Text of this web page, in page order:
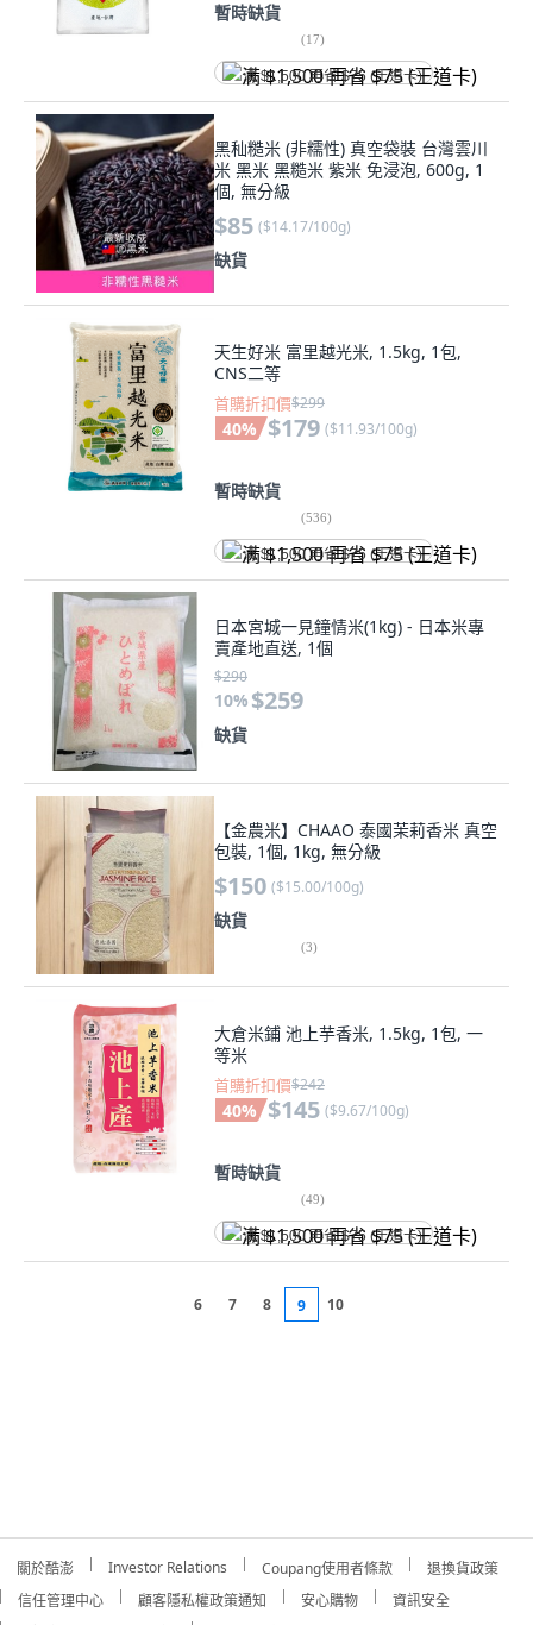
暫時缺貨
(17)
满 $1,500 再省 $75 (王道卡)
黑秈糙米 (非糯性) 真空袋裝 台灣雲川
米 黑米 黑糙米 紫米 免浸泡, 600g, 1
個, 無分級
$85 ($14.17/100g)
缺貨
天生好米 富里越光米, 1.5kg, 1包,
CNS二等
首購折扣價$299
40% $179 ($11.93/100g)
暫時缺貨
(536)
满 $1,500 再省 $75 (王道卡)
日本宮城一見鐘情米(1kg) - 日本米專
賣產地直送, 1個
$290
10% $259
缺貨
【金農米】CHAAO 泰國茉莉香米 真空
包裝, 1個, 1kg, 無分級
$150 ($15.00/100g)
缺貨
(3)
大倉米鋪 池上芋香米, 1.5kg, 1包, 一
等米
首購折扣價$242
40% $145 ($9.67/100g)
暫時缺貨
(49)
满 $1,500 再省 $75 (王道卡)
6 7 8 9 10
關於酷澎 Investor Relations Coupang使用者條款
退換貨政策
信任管理中心
顧客隱私權政策通知 安心購物
資訊安全